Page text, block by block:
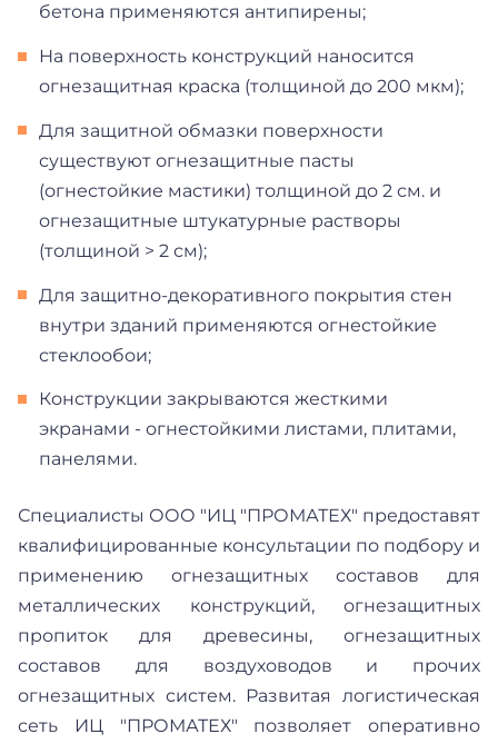
бетона применяются антипирены;
На поверхность конструкций наносится
огнезащитная краска (толщиной до 200 мкм);
Для защитной обмазки поверхности
существуют огнезащитные пасты
(огнестойкие мастики) толщиной до 2 см. и
огнезащитные штукатурные растворы
(толщиной > 2 см);
Для защитно-декоративного покрытия стен
внутри зданий применяются огнестойкие
стеклообои;
Конструкции закрываются жесткими
экранами - огнестойкими листами, плитами,
панелями.
Специалисты ООО "ИЦ "ПРОМАТЕХ" предоставят
квалифицированные консультации по подбору и
применению огнезащитных составов для
металлических конструкций, огнезащитных
пропиток для древесины, огнезащитных
составов для воздуховодов и прочих
огнезащитных систем. Развитая логистическая
сеть ИЦ "ПРОМАТЕХ" позволяет оперативно